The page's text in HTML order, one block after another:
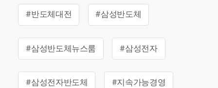
#반도체대전 #삼성반도체
#삼성반도체뉴스룸 #삼성전자
#삼성전자반도체 #지속가능경영